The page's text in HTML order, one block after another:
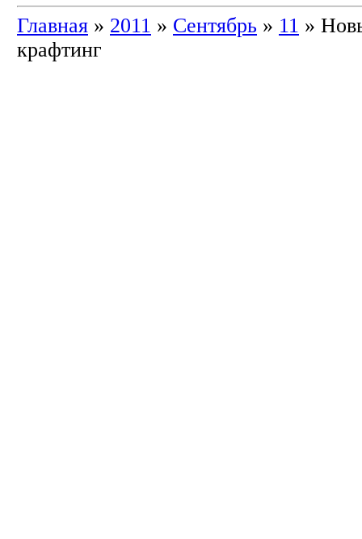
Главная » 2011 » Сентябрь » 11 »
крафтинг